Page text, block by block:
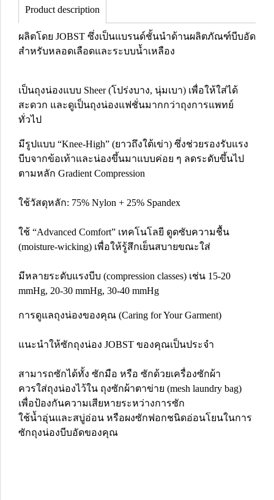
Product description
ผลิตโดย JOBST ซึ่งเป็นแบรนด์ชั้นนำด้านผลิตภัณฑ์บีบอัด
สำหรับหลอดเลือดและระบบน้ำเหลือง
เป็นถุงน่องแบบ Sheer (โปร่งบาง, นุ่มเบา) เพื่อให้ใส่ได้
สะดวก และดูเป็นถุงน่องแฟชั่นมากกว่าถุงการแพทย์
ทั่วไป
มีรูปแบบ “Knee-High” (ยาวถึงใต้เข่า) ซึ่งช่วยรองรับแรง
บีบจากข้อเท้าและน่องขึ้นมาแบบค่อย ๆ ลดระดับขึ้นไป
ตามหลัก Gradient Compression
ใช้วัสดุหลัก: 75% Nylon + 25% Spandex
ใช้ “Advanced Comfort” เทคโนโลยี ดูดซับความชื้น
(moisture-wicking) เพื่อให้รู้สึกเย็นสบายขณะใส่
มีหลายระดับแรงบีบ (compression classes) เช่น 15-20
mmHg, 20-30 mmHg, 30-40 mmHg
การดูแลถุงน่องของคุณ (Caring for Your Garment)
แนะนำให้ซักถุงน่อง JOBST ของคุณเป็นประจำ
สามารถซักได้ทั้ง ซักมือ หรือ ซักด้วยเครื่องซักผ้า
ควรใส่ถุงน่องไว้ใน ถุงซักผ้าตาข่าย (mesh laundry bag)
เพื่อป้องกันความเสียหายระหว่างการซัก
ใช้น้ำอุ่นและสบู่อ่อน หรือผงซักฟอกชนิดอ่อนโยนในการ
ซักถุงน่องบีบอัดของคุณ